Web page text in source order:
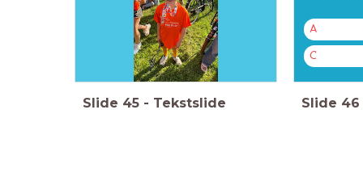
Slide 45 - Tekstslide
A
C
Slide 46